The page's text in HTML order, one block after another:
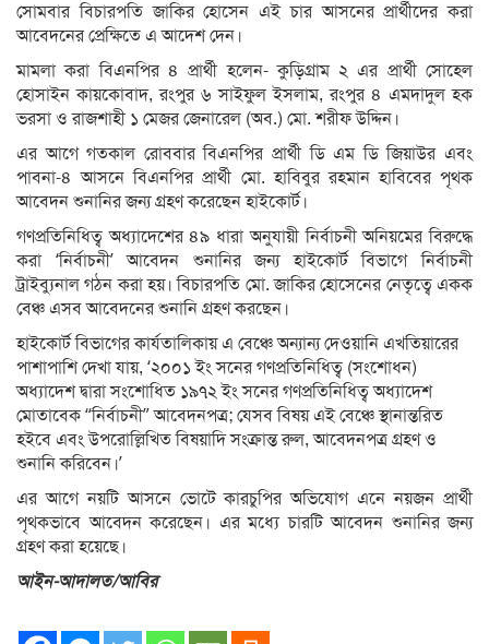
সোমবার বিচারপতি জাকির হোসেন এই চার আসনের প্রার্থীদের করা
আবেদনের প্রেক্ষিতে এ আদেশ দেন।
মামলা করা বিএনপির ৪ প্রার্থী হলেন- কুড়িগ্রাম ২ এর প্রার্থী সোহেল
হোসাইন কায়কোবাদ, রংপুর ৬ সাইফুল ইসলাম, রংপুর ৪ এমদাদুল হক
ভরসা ও রাজশাহী ১ মেজর জেনারেল (অব.) মো. শরীফ উদ্দিন।
এর আগে গতকাল রোববার বিএনপির প্রার্থী ডি এম ডি জিয়াউর এবং
পাবনা-৪ আসনে বিএনপির প্রার্থী মো. হাবিবুর রহমান হাবিবের পৃথক
আবেদন শুনানির জন্য গ্রহণ করেছেন হাইকোর্ট।
গণপ্রতিনিধিত্ব অধ্যাদেশের ৪৯ ধারা অনুযায়ী নির্বাচনী অনিয়মের বিরুদ্ধে
করা ‘নির্বাচনী’ আবেদন শুনানির জন্য হাইকোর্ট বিভাগে নির্বাচনী
ট্রাইব্যুনাল গঠন করা হয়। বিচারপতি মো. জাকির হোসেনের নেতৃত্বে একক
বেঞ্চ এসব আবেদনের শুনানি গ্রহণ করছেন।
হাইকোর্ট বিভাগের কার্যতালিকায় এ বেঞ্চে অন্যান্য দেওয়ানি এখতিয়ারের
পাশাপাশি দেখা যায়, ‘২০০১ ইং সনের গণপ্রতিনিধিত্ব (সংশোধন)
অধ্যাদেশ দ্বারা সংশোধিত ১৯৭২ ইং সনের গণপ্রতিনিধিত্ব অধ্যাদেশ
মোতাবেক “নির্বাচনী” আবেদনপত্র; যেসব বিষয় এই বেঞ্চে স্থানান্তরিত
হইবে এবং উপরোল্লিখিত বিষয়াদি সংক্রান্ত রুল, আবেদনপত্র গ্রহণ ও
শুনানি করিবেন।’
এর আগে নয়টি আসনে ভোটে কারচুপির অভিযোগ এনে নয়জন প্রার্থী
পৃথকভাবে আবেদন করেছেন। এর মধ্যে চারটি আবেদন শুনানির জন্য
গ্রহণ করা হয়েছে।
আইন-আদালত/আবির